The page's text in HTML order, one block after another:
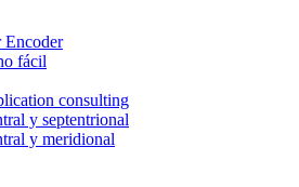
Encoder
fácil
consulting
y septentrional
y meridional